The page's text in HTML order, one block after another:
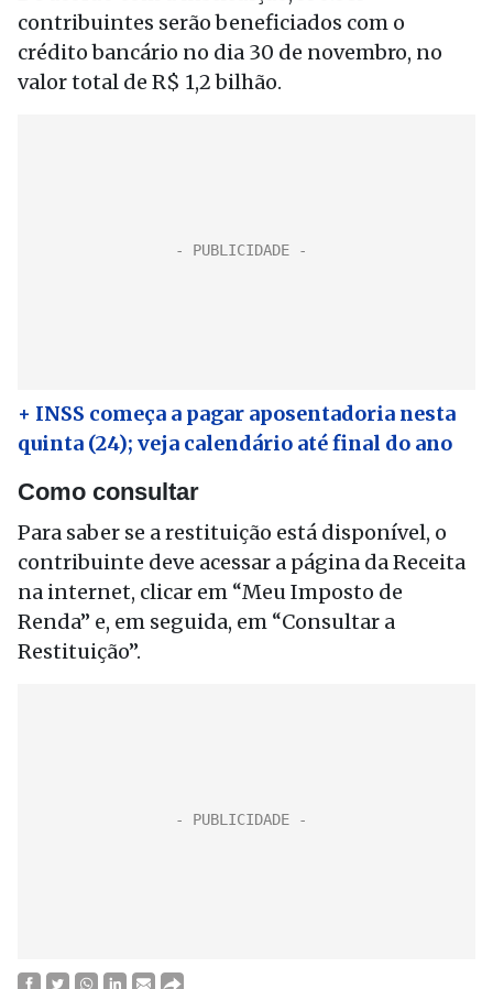
contribuintes serão beneficiados com o
crédito bancário no dia 30 de novembro, no
valor total de R$ 1,2 bilhão.
+ INSS começa a pagar aposentadoria nesta
quinta (24); veja calendário até final do ano
Como consultar
Para saber se a restituição está disponível, o
contribuinte deve acessar a página da Receita
na internet, clicar em “Meu Imposto de
Renda” e, em seguida, em “Consultar a
Restituição”.